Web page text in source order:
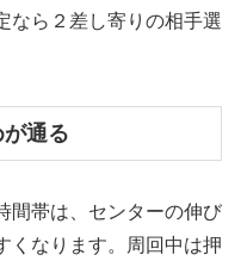
なら２差し寄りの相手選
通る
間帯は、センターの伸び
くなります。周回中は押